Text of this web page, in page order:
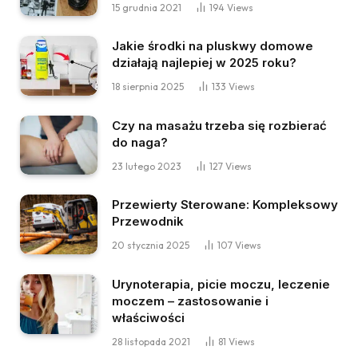
15 grudnia 2021 194 Views
Jakie środki na pluskwy domowe
działają najlepiej w 2025 roku?
18 sierpnia 2025 133 Views
Czy na masażu trzeba się rozbierać
do naga?
23 lutego 2023 127 Views
Przewierty Sterowane: Kompleksowy
Przewodnik
20 stycznia 2025 107 Views
Urynoterapia, picie moczu, leczenie
moczem – zastosowanie i
właściwości
28 listopada 2021 81 Views